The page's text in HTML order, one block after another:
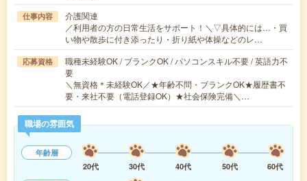
仕事内容
介護関連
／利用者の方の日常生活をサポート！＼▽具体的には…・買
い物や散歩に付き添ったり・折り紙や体操などのレ…
応募資格
職種未経験OK / ブランクOK / パソコンスキル不要 / 英語力不
要
＼無資格＊未経験OK／★年齢不問・ブランクOK★履歴書不
要・来社不要（電話登録OK）★社会保険完備＼…
職場の雰囲気
年齢層
20代
30代 40代 50代
60代